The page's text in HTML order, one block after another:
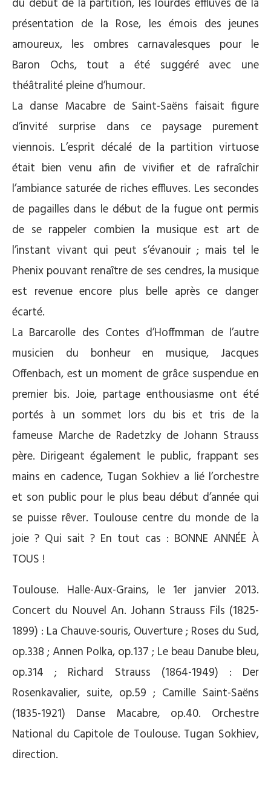
du début de la partition, les lourdes effluves de la
présentation de la Rose, les émois des jeunes
amoureux, les ombres carnavalesques pour le
Baron Ochs, tout a été suggéré avec une
théâtralité pleine d’humour.
La danse Macabre de Saint-Saëns faisait figure
d’invité surprise dans ce paysage purement
viennois. L’esprit décalé de la partition virtuose
était bien venu afin de vivifier et de rafraîchir
l’ambiance saturée de riches effluves. Les secondes
de pagailles dans le début de la fugue ont permis
de se rappeler combien la musique est art de
l’instant vivant qui peut s’évanouir ; mais tel le
Phenix pouvant renaître de ses cendres, la musique
est revenue encore plus belle après ce danger
écarté.
La Barcarolle des Contes d’Hoffmman de l’autre
musicien du bonheur en musique, Jacques
Offenbach, est un moment de grâce suspendue en
premier bis. Joie, partage enthousiasme ont été
portés à un sommet lors du bis et tris de la
fameuse Marche de Radetzky de Johann Strauss
père. Dirigeant également le public, frappant ses
mains en cadence, Tugan Sokhiev a lié l’orchestre
et son public pour le plus beau début d’année qui
se puisse rêver. Toulouse centre du monde de la
joie ? Qui sait ? En tout cas : BONNE ANNÉE À
TOUS !
Toulouse. Halle-Aux-Grains, le 1er janvier 2013.
Concert du Nouvel An. Johann Strauss Fils (1825-
1899) : La Chauve-souris, Ouverture ; Roses du Sud,
op.338 ; Annen Polka, op.137 ; Le beau Danube bleu,
op.314 ; Richard Strauss (1864-1949) : Der
Rosenkavalier, suite, op.59 ; Camille Saint-Saëns
(1835-1921) Danse Macabre, op.40. Orchestre
National du Capitole de Toulouse. Tugan Sokhiev,
direction.